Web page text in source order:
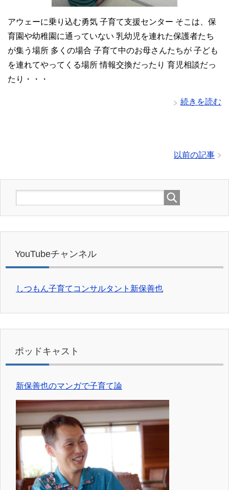
アウェーに乗り込む勇気 子育て支援センター そこは、保
育園や幼稚園に通っていない 乳幼児を連れた保護者たち
が集う場所 多くの場合 子育て中のお母さんたちが 子ども
を連れてやってくる場所 情報交換だったり 育児相談だっ
たり・・・
続きを読む
以前の記事
YouTubeチャンネル
しつもん子育てコンサルタント新保善也
ポッドキャスト
新保善也のマンガで子育て論